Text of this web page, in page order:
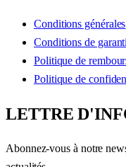
Conditions générales
Conditions de
Politique de
Politique de
LETTRE
Abonnez-vous à notre